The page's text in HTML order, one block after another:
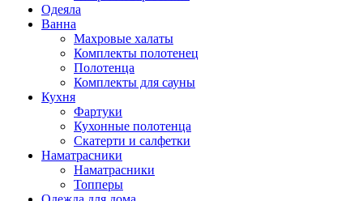
Одеяла
Ванна
Махровые халаты
Комплекты полотенец
Полотенца
Комплекты для сауны
Кухня
Фартуки
Кухонные полотенца
Скатерти и салфетки
Наматрасники
Наматрасники
Топперы